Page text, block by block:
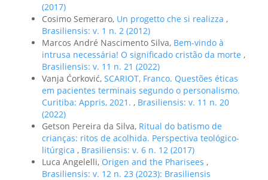
(2017)
Cosimo Semeraro, Un progetto che si realizza ,
Brasiliensis: v. 1 n. 2 (2012)
Marcos André Nascimento Silva, Bem-vindo à
intrusa necessária! O significado cristão da morte ,
Brasiliensis: v. 11 n. 21 (2022)
Vanja Ćorković, SCARIOT, Franco. Questões éticas
em pacientes terminais segundo o personalismo.
Curitiba: Appris, 2021. , Brasiliensis: v. 11 n. 20
(2022)
Getson Pereira da Silva, Ritual do batismo de
crianças: ritos de acolhida. Perspectiva teológico-
litúrgica , Brasiliensis: v. 6 n. 12 (2017)
Luca Angelelli, Origen and the Pharisees ,
Brasiliensis: v. 12 n. 23 (2023): Brasiliensis